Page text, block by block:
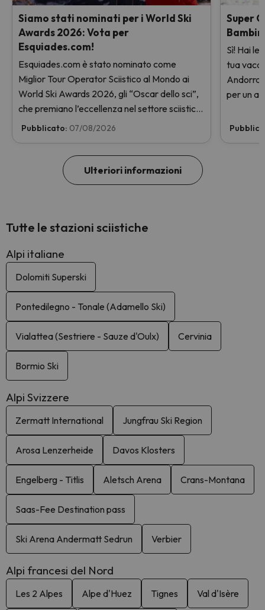
Siamo stati nominati per i World Ski
Awards 2026: Vota per
Esquiades.com!
Esquiades.com è stato nominato come
Miglior Tour Operator Sciistico al Mondo ai
World Ski Awards 2026, gli “Oscar dello sci”,
che premiano l’eccellenza nel settore sciistico.
Vota subito e aiutaci a arrivare in cima!
Pubblicato: 07/08/2026
Super
Sì! Hai
tua
Andorra,
per un
Ulteriori informazioni
Tutte le stazioni sciistiche
Alpi italiane
Dolomiti Superski
Pontedilegno - Tonale (Adamello Ski)
Vialattea (Sestriere - Sauze d'Oulx) Cervinia
Bormio Ski
Alpi Svizzere
Zermatt International Jungfrau Ski Region
Arosa Lenzerheide Davos Klosters
Engelberg - Titlis Aletsch Arena Crans-Montana
Saas-Fee Destination pass
Ski Arena Andermatt Sedrun Verbier
Alpi francesi del Nord
Les 2 Alpes Alpe d'Huez Tignes Val d'Isère